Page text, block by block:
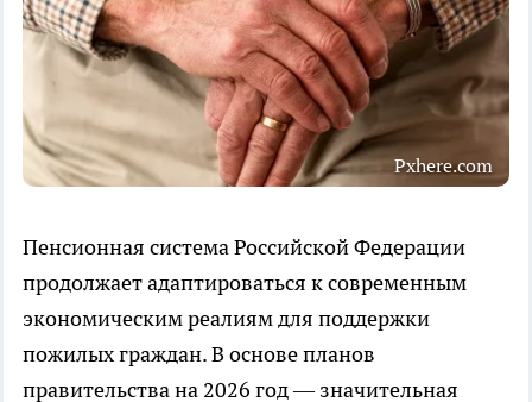
Pxhere.com
Пенсионная система Российской Федерации
продолжает адаптироваться к современным
экономическим реалиям для поддержки
пожилых граждан. В основе планов
правительства на 2026 год — значительная